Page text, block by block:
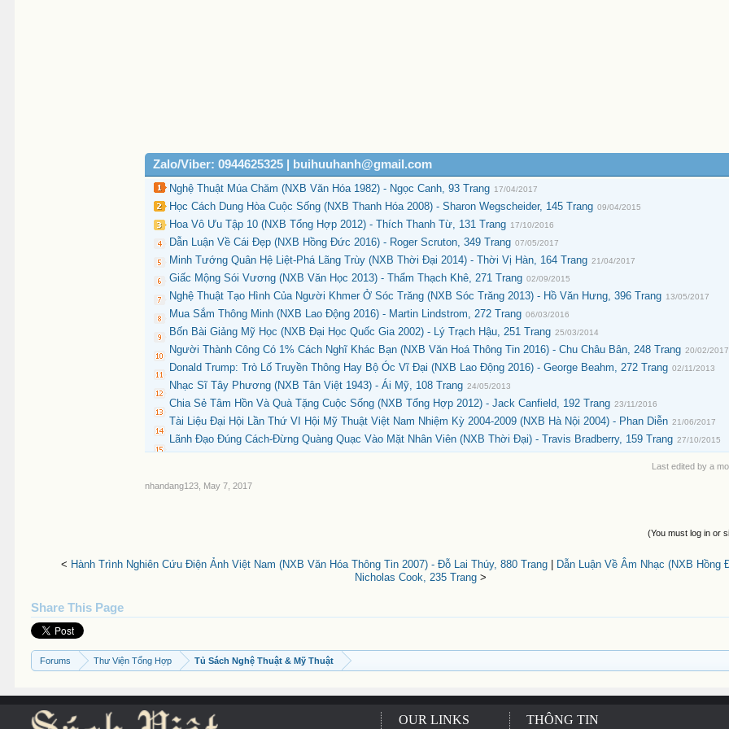
Zalo/Viber: 0944625325 | buihuuhanh@gmail.com
Nghệ Thuật Múa Chăm (NXB Văn Hóa 1982) - Ngọc Canh, 93 Trang 17/04/2017
Học Cách Dung Hòa Cuộc Sống (NXB Thanh Hóa 2008) - Sharon Wegscheider, 145 Trang 09/04/2015
Hoa Vô Ưu Tập 10 (NXB Tổng Hợp 2012) - Thích Thanh Từ, 131 Trang 17/10/2016
Dẫn Luận Về Cái Đẹp (NXB Hồng Đức 2016) - Roger Scruton, 349 Trang 07/05/2017
Minh Tướng Quân Hệ Liệt-Phá Lãng Trùy (NXB Thời Đại 2014) - Thời Vị Hàn, 164 Trang 21/04/2017
Giấc Mộng Sói Vương (NXB Văn Học 2013) - Thẩm Thạch Khê, 271 Trang 02/09/2015
Nghệ Thuật Tạo Hình Của Người Khmer Ở Sóc Trăng (NXB Sóc Trăng 2013) - Hồ Văn Hưng, 396 Trang 13/05/2017
Mua Sắm Thông Minh (NXB Lao Động 2016) - Martin Lindstrom, 272 Trang 06/03/2016
Bốn Bài Giảng Mỹ Học (NXB Đại Học Quốc Gia 2002) - Lý Trạch Hậu, 251 Trang 25/03/2014
Người Thành Công Có 1% Cách Nghĩ Khác Bạn (NXB Văn Hoá Thông Tin 2016) - Chu Châu Bân, 248 Trang 20/02/2017
Donald Trump: Trò Lố Truyền Thông Hay Bộ Óc Vĩ Đại (NXB Lao Động 2016) - George Beahm, 272 Trang 02/11/2013
Nhạc Sĩ Tây Phương (NXB Tân Việt 1943) - Ái Mỹ, 108 Trang 24/05/2013
Chia Sẻ Tâm Hồn Và Quà Tặng Cuộc Sống (NXB Tổng Hợp 2012) - Jack Canfield, 192 Trang 23/11/2016
Tài Liệu Đại Hội Lần Thứ VI Hội Mỹ Thuật Việt Nam Nhiệm Kỳ 2004-2009 (NXB Hà Nội 2004) - Phan Diễn 21/06/2017
Lãnh Đạo Đúng Cách-Đừng Quàng Quạc Vào Mặt Nhân Viên (NXB Thời Đại) - Travis Bradberry, 159 Trang 27/10/2015
Last edited by a
nhandang123
May 7, 2017
(You must log in or
< Hành Trình Nghiên Cứu Điện Ảnh Việt Nam (NXB Văn Hóa Thông Tin 2007) - Đỗ Lai Thúy, 880 Trang
Dẫn Luận Về Âm Nhạc (NXB Hồng
Nicholas Cook, 235 Trang >
Share This Page
Forums Thư Viện Tổng Hợp Tủ Sách Nghệ Thuật & Mỹ Thuật
OUR LINKS THÔNG TIN